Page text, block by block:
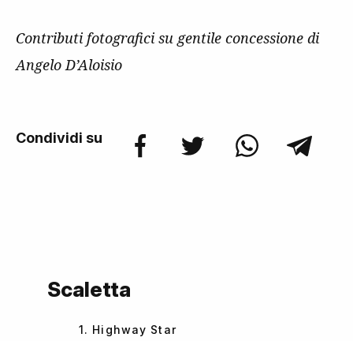
Contributi fotografici su gentile concessione di
Angelo D’Aloisio
Condividi su
Scaletta
1. Highway Star